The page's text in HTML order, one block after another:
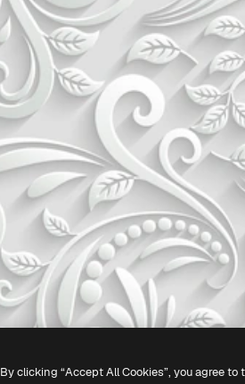
By clicking “Accept All Cookies”, you agree